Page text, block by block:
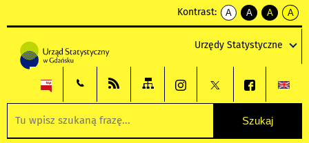
Kontrast:
A
kontrast
A
kontrast
tekst
czarnym
A
kontrast
tekst
czarnym
A
tekst
żółtym
Urzędy Statystyczne